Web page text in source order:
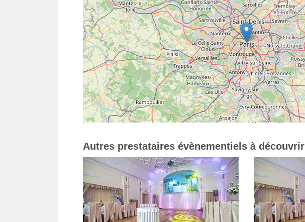
Autres prestataires évènementiels à découvrir